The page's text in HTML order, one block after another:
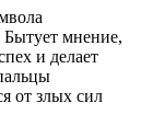
мнение,
и делает
от злых сил